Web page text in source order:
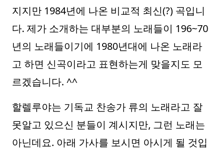
지지만 1984년에 나온 비교적 최신(?) 곡입니
다. 제가 소개하는 대부분의 노래들이 196~70
년의 노래들이기에 1980년대에 나온 노래라
고 하면 신곡이라고 표현하는게 맞을지도 모
르겠습니다. ^^
할렐루야는 기독교 찬송가 류의 노래라고 잘
못알고 있으신 분들이 계시지만, 그런 노래는
아닌데요. 아래 가사를 보시면 아시게 될 것입